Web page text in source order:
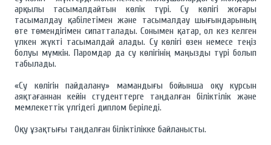
арқылы тасымалдайтын көлік түрі. Су көлігі жоғары
тасымалдау қабілетімен және тасымалдау шығындарының
өте төмендігімен сипатталады. Сонымен қатар, ол кез келген
үлкен жүкті тасымалдай алады. Су көлігі өзен немесе теңіз
болуы мүмкін. Паромдар да су көлігінің маңызды түрі болып
табылады.
«Су көлігін пайдалану» мамандығы бойынша оқу курсын
аяқтағаннан кейін студенттерге таңдалған біліктілік және
мемлекеттік үлгідегі диплом беріледі.
Оқу ұзақтығы таңдалған біліктілікке байланысты.